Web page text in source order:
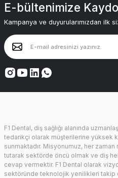
E-bültenimize
Kampanya ve duyurularımızdan ilk
F1 Dental, diş sağlığı alanında
tedarikçi olarak müşterilerine yüksek
sunmaktadır. Misyonumuz, her
tutarak sektörde öncü olmak ve diş
cevap vermektir. F1 Dental olarak
sektöründe teknolojik yenilikleri takip